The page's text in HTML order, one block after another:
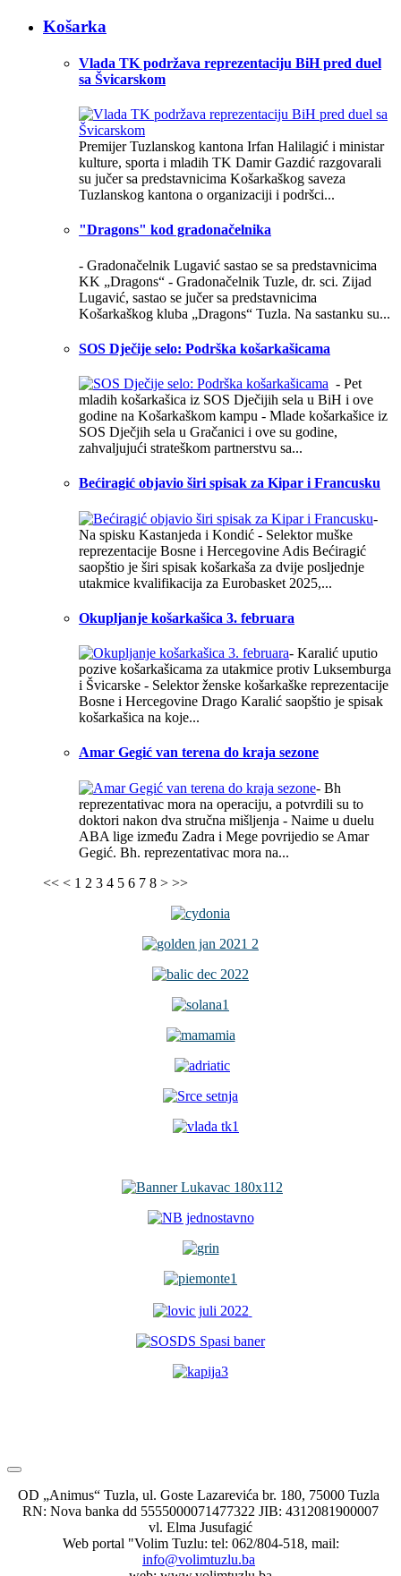
Košarka
Vlada TK podržava reprezentaciju BiH pred duel
sa Švicarskom
Premijer Tuzlanskog kantona Irfan Halilagić i ministar
kulture, sporta i mladih TK Damir Gazdić razgovarali
su jučer sa predstavnicima Košarkaškog saveza
Tuzlanskog kantona o organizaciji i podršci...
"Dragons" kod gradonačelnika
- Gradonačelnik Lugavić sastao se sa predstavnicima
KK „Dragons“ - Gradonačelnik Tuzle, dr. sci. Zijad
Lugavić, sastao se jučer sa predstavnicima
Košarkaškog kluba „Dragons“ Tuzla. Na sastanku su...
SOS Dječije selo: Podrška košarkašicama
- Pet
mladih košarkašica iz SOS Dječijih sela u BiH i ove
godine na Košarkaškom kampu - Mlade košarkašice iz
SOS Dječjih sela u Gračanici i ove su godine,
zahvaljujući strateškom partnerstvu sa...
Bećiragić objavio širi spisak za Kipar i Francusku
-
Na spisku Kastanjeda i Kondić - Selektor muške
reprezentacije Bosne i Hercegovine Adis Bećiragić
saopštio je širi spisak košarkaša za dvije posljednje
utakmice kvalifikacija za Eurobasket 2025,...
Okupljanje košarkašica 3. februara
- Karalić uputio
pozive košarkašicama za utakmice protiv Luksemburga
i Švicarske - Selektor ženske košarkaške reprezentacije
Bosne i Hercegovine Drago Karalić saopštio je spisak
košarkašica na koje...
Amar Gegić van terena do kraja sezone
- Bh
reprezentativac mora na operaciju, a potvrdili su to
doktori nakon dva stručna mišljenja - Naime u duelu
ABA lige između Zadra i Mege povrijedio se Amar
Gegić. Bh. reprezentativac mora na...
<< < 1 2 3 4 5 6 7 8 > >>
OD „Animus“ Tuzla, ul. Goste Lazarevića br. 180, 75000 Tuzla
RN: Nova banka dd 5555000071477322 JIB: 4312081900007
vl. Elma Jusufagić
Web portal "Volim Tuzlu: tel: 062/804-518, mail:
info@volimtuzlu.ba